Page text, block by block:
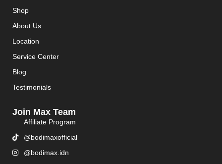
Shop
About Us
Location
Service Center
Blog
Testimonials
Join Max Team
Affiliate Program
@bodimaxofficial
@bodimax.idn